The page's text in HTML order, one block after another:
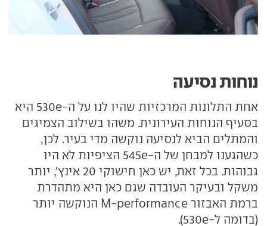
נוחות נסיעה
אחת התלונות המרכזיות שהיו לנו על ה-530e היא
בסעיף הנוחות העירונית. משהו בשילוב הצמיגים
והמתלים הביא לנסיעה נוקשה מדי בעיר. לכן,
כשהגענו למבחן של ה-545e הציפיות לא היו
גבוהות. בכל זאת, יש כאן חישוקי 20 אינץ', יותר
משקל ובעיקר העובדה שגם כאן היא מתהדרת
ברמת האבזור M-performance הנוקשה יותר
(בדומה ל-530e).